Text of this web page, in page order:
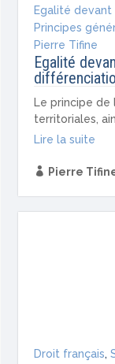
Egalité
Principes
Pierre Tifine
Egalité
Le principe
territoriales,
Lire la suite
 Pierre
Droit français,